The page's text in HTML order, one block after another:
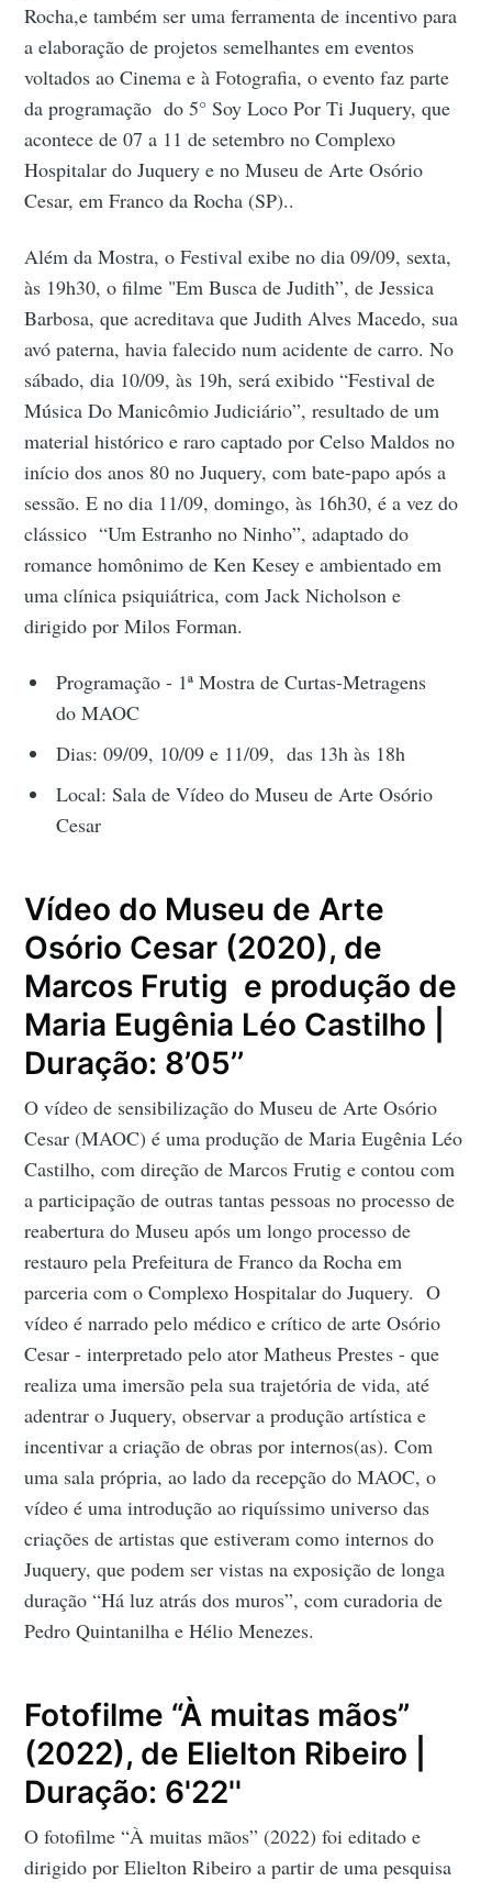
Rocha,e também ser uma ferramenta de incentivo para
a elaboração de projetos semelhantes em eventos
voltados ao Cinema e à Fotografia, o evento faz parte
da programação do 5° Soy Loco Por Ti Juquery, que
acontece de 07 a 11 de setembro no Complexo
Hospitalar do Juquery e no Museu de Arte Osório
Cesar, em Franco da Rocha (SP)..
Além da Mostra, o Festival exibe no dia 09/09, sexta,
às 19h30, o filme "Em Busca de Judith”, de Jessica
Barbosa, que acreditava que Judith Alves Macedo, sua
avó paterna, havia falecido num acidente de carro. No
sábado, dia 10/09, às 19h, será exibido “Festival de
Música Do Manicômio Judiciário”, resultado de um
material histórico e raro captado por Celso Maldos no
início dos anos 80 no Juquery, com bate-papo após a
sessão. E no dia 11/09, domingo, às 16h30, é a vez do
clássico “Um Estranho no Ninho”, adaptado do
romance homônimo de Ken Kesey e ambientado em
uma clínica psiquiátrica, com Jack Nicholson e
dirigido por Milos Forman.
Programação - 1ª Mostra de Curtas-Metragens
do MAOC
Dias: 09/09, 10/09 e 11/09, das 13h às 18h
Local: Sala de Vídeo do Museu de Arte Osório
Cesar
Vídeo do Museu de Arte
Osório Cesar (2020), de
Marcos Frutig e produção de
Maria Eugênia Léo Castilho |
Duração: 8’05’’
O vídeo de sensibilização do Museu de Arte Osório
Cesar (MAOC) é uma produção de Maria Eugênia Léo
Castilho, com direção de Marcos Frutig e contou com
a participação de outras tantas pessoas no processo de
reabertura do Museu após um longo processo de
restauro pela Prefeitura de Franco da Rocha em
parceria com o Complexo Hospitalar do Juquery. O
vídeo é narrado pelo médico e crítico de arte Osório
Cesar - interpretado pelo ator Matheus Prestes - que
realiza uma imersão pela sua trajetória de vida, até
adentrar o Juquery, observar a produção artística e
incentivar a criação de obras por internos(as). Com
uma sala própria, ao lado da recepção do MAOC, o
vídeo é uma introdução ao riquíssimo universo das
criações de artistas que estiveram como internos do
Juquery, que podem ser vistas na exposição de longa
duração “Há luz atrás dos muros”, com curadoria de
Pedro Quintanilha e Hélio Menezes.
Fotofilme “À muitas mãos”
(2022), de Elielton Ribeiro |
Duração: 6'22''
O fotofilme “À muitas mãos” (2022) foi editado e
dirigido por Elielton Ribeiro a partir de uma pesquisa